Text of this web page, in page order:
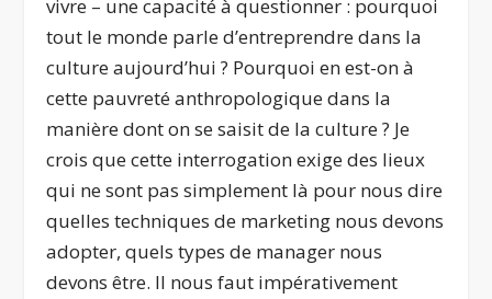
vivre – une capacité à questionner : pourquoi
tout le monde parle d’entreprendre dans la
culture aujourd’hui ? Pourquoi en est-on à
cette pauvreté anthropologique dans la
manière dont on se saisit de la culture ? Je
crois que cette interrogation exige des lieux
qui ne sont pas simplement là pour nous dire
quelles techniques de marketing nous devons
adopter, quels types de manager nous
devons être. Il nous faut impérativement